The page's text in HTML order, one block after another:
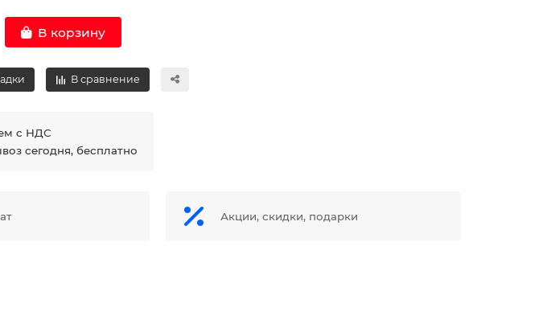
В корзину
В сравнение
с НДС
сегодня, бесплатно
Акции, скидки, подарки